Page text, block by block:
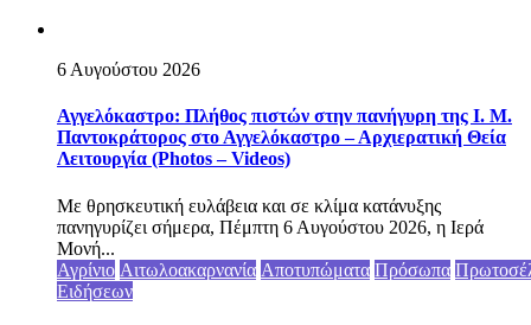
6 Αυγούστου 2026
Αγγελόκαστρο: Πλήθος πιστών στην πανήγυρη της Ι. Μ.
Παντοκράτορος στο Αγγελόκαστρο – Αρχιερατική Θεία
Λειτουργία (Photos – Videos)
Με θρησκευτική ευλάβεια και σε κλίμα κατάνυξης
πανηγυρίζει σήμερα, Πέμπτη 6 Αυγούστου 2026, η Ιερά
Μονή...
Αγρίνιο Αιτωλοακαρνανία Αποτυπώματα Πρόσωπα
Ειδήσεων